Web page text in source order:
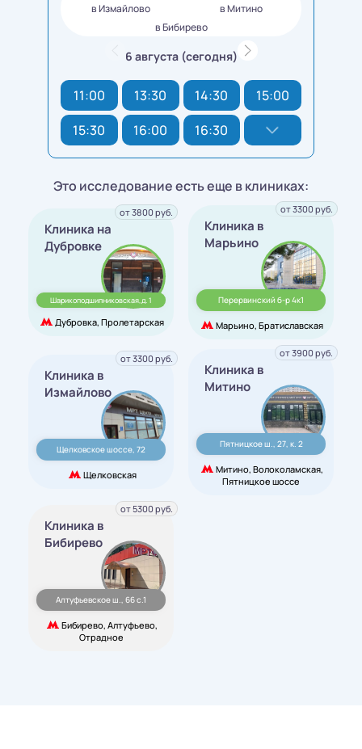
в Измайлово
в Митино
в Бибирево
6 августа (сегодня)
11:00 13:30 14:30
15:00
15:30
16:00 16:30
Это исследование есть еще в клиниках:
Клиника на
Дубровке
Шарикоподшипниковская,д. 1
Дубровка, Пролетарская
от 3800 руб.
Клиника в
Марьино
Перервинский б-р 4к1
Марьино, Братиславская
от 3300 руб.
Клиника в
Измайлово
Щелковское шоссе, 72
Щелковская
от 3300 руб.
Клиника в
Митино
Пятницкое ш., 27, к. 2
Митино, Волоколамская,
Пятницкое шоссе
от 3900 руб.
Клиника в
Бибирево
Алтуфьевское ш., 66 с.1
Бибирево, Алтуфьево,
Отрадное
от 5300 руб.